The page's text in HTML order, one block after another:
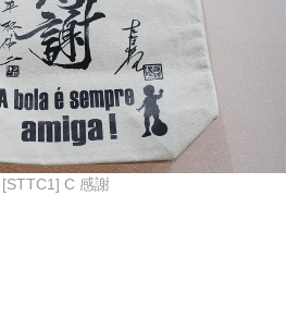
[STTC1] C 感謝